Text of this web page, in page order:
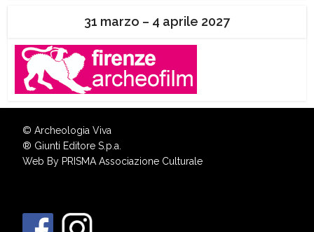
31 marzo – 4 aprile 2027
© Archeologia Viva
® Giunti Editore S.p.a.
Web By PRISMA Associazione Culturale